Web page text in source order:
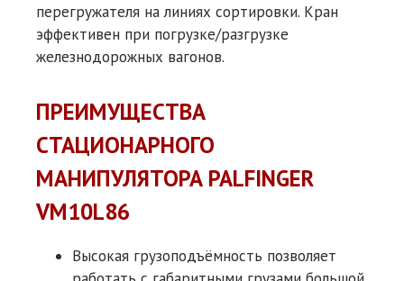
перегружателя на линиях сортировки. Кран
эффективен при погрузке/разгрузке
железнодорожных вагонов.
ПРЕИМУЩЕСТВА
СТАЦИОНАРНОГО
МАНИПУЛЯТОРА PALFINGER
VM10L86
Высокая грузоподъёмность позволяет